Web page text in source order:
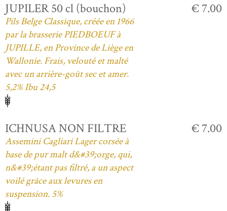
JUPILER 50 cl (bouchon)
Pils Belge Classique, créée en 1966
par la brasserie PIEDBOEUF à
JUPILLE, en Province de Liège en
Wallonie. Frais, velouté et malté
avec un arrière-goût sec et amer.
5,2% Ibu 24,5
€ 7.00
ICHNUSA NON FILTRE
Assemini Cagliari Lager corsée à
base de pur malt d&#39;orge, qui,
n&#39;étant pas filtré, a un aspect
voilé grâce aux levures en
suspension. 5%
€ 7.00